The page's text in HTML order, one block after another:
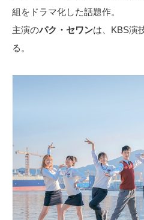
組をドラマ化した話題作。
主演のパク・セワンは、KBS演
る。